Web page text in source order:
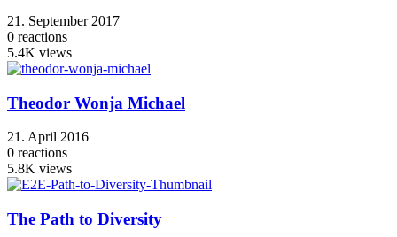
21. September 2017
0 reactions
5.4K views
Theodor Wonja Michael
21. April 2016
0 reactions
5.8K views
The Path to Diversity